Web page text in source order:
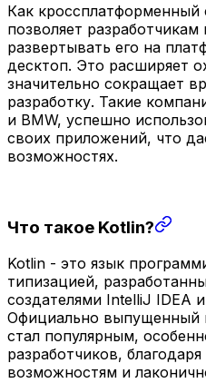
Как
позволяет
развертывать его на
десктоп. Это расширяет
значительно сокращает
разработку. Такие
и BMW, успешно
своих приложений, что
возможностях.
Что такое Kotlin?
Kotlin - это язык
типизацией,
создателями IntelliJ IDEA
Официально выпущенный
стал популярным,
разработчиков,
возможностям и